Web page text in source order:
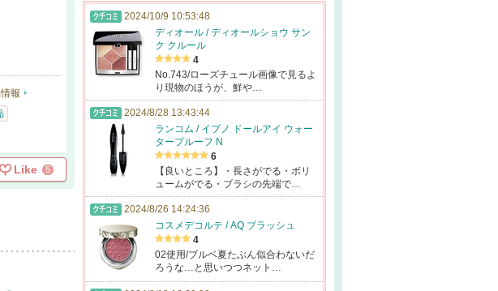
報
Like 5
2024/10/9 10:53:48
ディオール / ディオールショウ サン
ク クルール
4
No.743/ローズチュール画像で見るよ
り現物のほうが、鮮や…
2024/8/28 13:43:44
ランコム / イプノ ドールアイ ウォー
タープルーフ N
6
【良いところ】・長さがでる・ボリ
ュームがでる・ブラシの先端で…
2024/8/26 14:24:36
コスメデコルテ / AQ ブラッシュ
4
02使用/ブルベ夏たぶん似合わないだ
ろうな…と思いつつネット…